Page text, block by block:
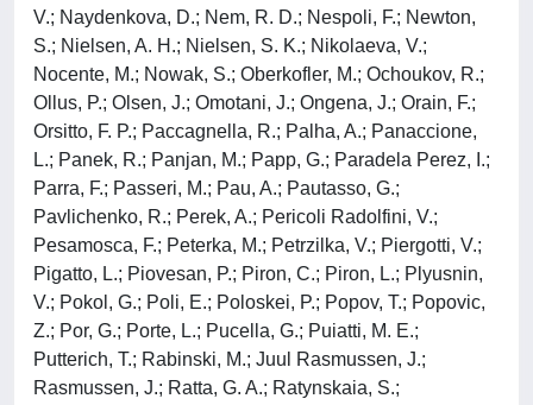
V.; Naydenkova, D.; Nem, R. D.; Nespoli, F.; Newton,
S.; Nielsen, A. H.; Nielsen, S. K.; Nikolaeva, V.;
Nocente, M.; Nowak, S.; Oberkofler, M.; Ochoukov, R.;
Ollus, P.; Olsen, J.; Omotani, J.; Ongena, J.; Orain, F.;
Orsitto, F. P.; Paccagnella, R.; Palha, A.; Panaccione,
L.; Panek, R.; Panjan, M.; Papp, G.; Paradela Perez, I.;
Parra, F.; Passeri, M.; Pau, A.; Pautasso, G.;
Pavlichenko, R.; Perek, A.; Pericoli Radolfini, V.;
Pesamosca, F.; Peterka, M.; Petrzilka, V.; Piergotti, V.;
Pigatto, L.; Piovesan, P.; Piron, C.; Piron, L.; Plyusnin,
V.; Pokol, G.; Poli, E.; Poloskei, P.; Popov, T.; Popovic,
Z.; Por, G.; Porte, L.; Pucella, G.; Puiatti, M. E.;
Putterich, T.; Rabinski, M.; Juul Rasmussen, J.;
Rasmussen, J.; Ratta, G. A.; Ratynskaia, S.;